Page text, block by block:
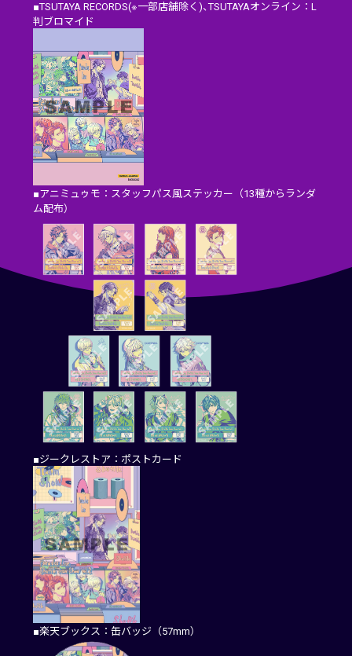
■TSUTAYA RECORDS(※一部店舗除く)、TSUTAYAオンライン：L
判ブロマイド
■アニミュゥモ：スタッフパス風ステッカー（13種からランダ
ム配布）
■ジークレストア：ポストカード
■楽天ブックス：缶バッジ（57mm）